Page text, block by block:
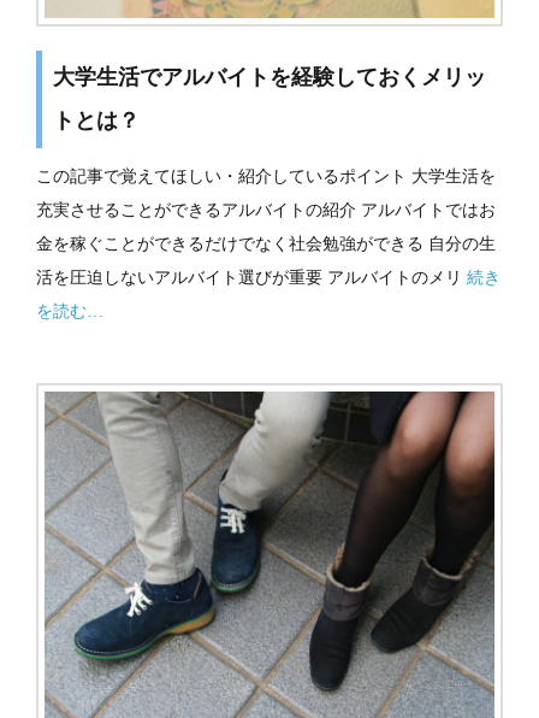
大学生活でアルバイトを経験しておくメリッ
トとは？
この記事で覚えてほしい・紹介しているポイント 大学生活を
充実させることができるアルバイトの紹介 アルバイトではお
金を稼ぐことができるだけでなく社会勉強ができる 自分の生
活を圧迫しないアルバイト選びが重要 アルバイトのメリ 続き
を読む…